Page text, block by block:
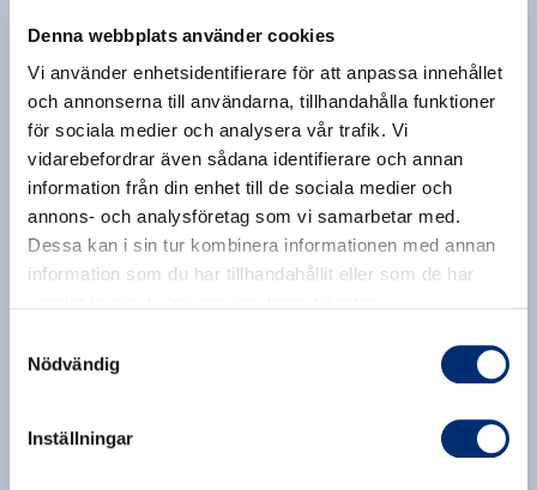
Denna webbplats använder cookies
Vi använder enhetsidentifierare för att anpassa innehållet
och annonserna till användarna, tillhandahålla funktioner
för sociala medier och analysera vår trafik. Vi
vidarebefordrar även sådana identifierare och annan
information från din enhet till de sociala medier och
annons- och analysföretag som vi samarbetar med.
Dessa kan i sin tur kombinera informationen med annan
information som du har tillhandahållit eller som de har
Nödvändig
Inställningar